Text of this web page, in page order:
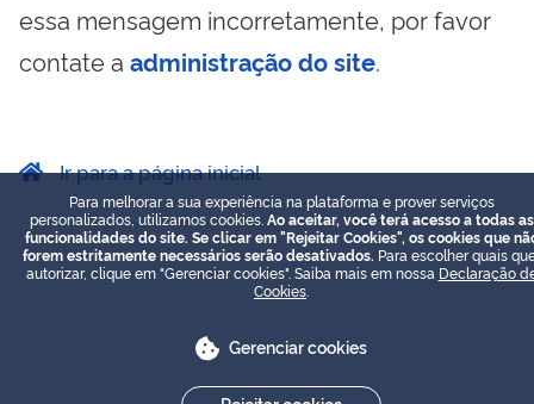
essa mensagem incorretamente, por favor
contate a administração do site.
Ir para a página inicial
Para melhorar a sua experiência na plataforma e prover serviços
personalizados, utilizamos cookies. Ao aceitar, você terá acesso a todas as
funcionalidades do site. Se clicar em "Rejeitar Cookies", os cookies que
forem estritamente necessários serão desativados. Para escolher quais
autorizar, clique em "Gerenciar cookies". Saiba mais em nossa Declaração
Cookies
Gerenciar cookies